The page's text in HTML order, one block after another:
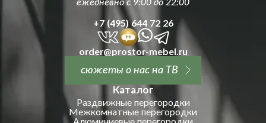
+7 (495) 644 72 26
order@prostor-mebel.ru
сюжеты о нас на ТВ
Каталог
Раздвижные перегородки
Межкомнатные перегородки